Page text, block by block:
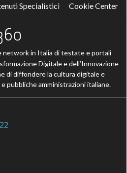
Specialistici
Cookie Center
network in Italia di testate e portali
Digitale e dell’Innovazione
di diffondere la cultura digitale e
pubbliche amministrazioni italiane.